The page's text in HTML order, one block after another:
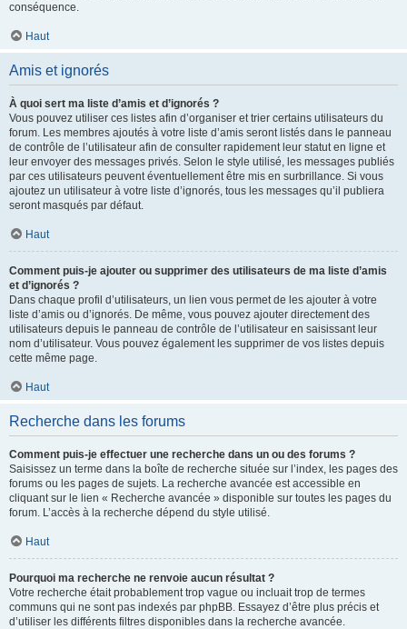
conséquence.
Haut
Amis et ignorés
À quoi sert ma liste d’amis et d’ignorés ?
Vous pouvez utiliser ces listes afin d’organiser et trier certains utilisateurs du
forum. Les membres ajoutés à votre liste d’amis seront listés dans le panneau
de contrôle de l’utilisateur afin de consulter rapidement leur statut en ligne et
leur envoyer des messages privés. Selon le style utilisé, les messages publiés
par ces utilisateurs peuvent éventuellement être mis en surbrillance. Si vous
ajoutez un utilisateur à votre liste d’ignorés, tous les messages qu’il publiera
seront masqués par défaut.
Haut
Comment puis-je ajouter ou supprimer des utilisateurs de ma liste d’amis
et d’ignorés ?
Dans chaque profil d’utilisateurs, un lien vous permet de les ajouter à votre
liste d’amis ou d’ignorés. De même, vous pouvez ajouter directement des
utilisateurs depuis le panneau de contrôle de l’utilisateur en saisissant leur
nom d’utilisateur. Vous pouvez également les supprimer de vos listes depuis
cette même page.
Haut
Recherche dans les forums
Comment puis-je effectuer une recherche dans un ou des forums ?
Saisissez un terme dans la boîte de recherche située sur l’index, les pages des
forums ou les pages de sujets. La recherche avancée est accessible en
cliquant sur le lien « Recherche avancée » disponible sur toutes les pages du
forum. L’accès à la recherche dépend du style utilisé.
Haut
Pourquoi ma recherche ne renvoie aucun résultat ?
Votre recherche était probablement trop vague ou incluait trop de termes
communs qui ne sont pas indexés par phpBB. Essayez d’être plus précis et
d’utiliser les différents filtres disponibles dans la recherche avancée.